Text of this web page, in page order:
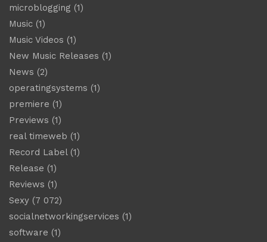
microblogging (1)
Music (1)
Music Videos (1)
New Music Releases (1)
News (2)
operatingsystems (1)
premiere (1)
Previews (1)
real timeweb (1)
Record Label(1)
Release (1)
Reviews (1)
Sexy (7 072)
socialnetworkingservices (1)
software (1)